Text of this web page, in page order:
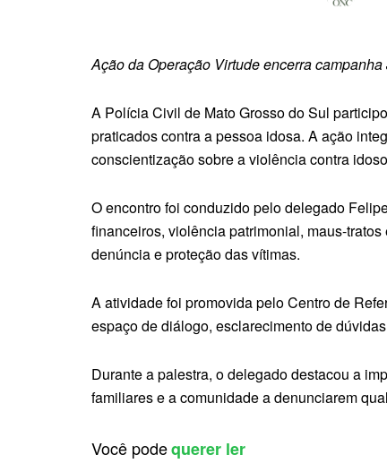
Ação da Operação Virtude encerra
A Polícia Civil de Mato Grosso do Sul
praticados contra a pessoa idosa. A ação
conscientização sobre a violência contra
O encontro foi conduzido pelo delegado
financeiros, violência patrimonial, maus-
denúncia e proteção das vítimas.
A atividade foi promovida pelo Centro de
espaço de diálogo, esclarecimento de
Durante a palestra, o delegado destacou a
familiares e a comunidade a denunciarem
Você podequerer ler